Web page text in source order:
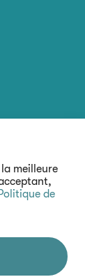
meilleure
de